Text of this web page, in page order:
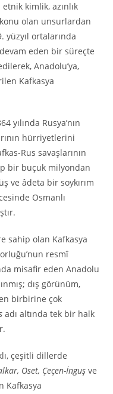
kimlik, azınlık
olan unsurlardan
yüzyıl ortalarında
eden bir süreçte
Anadolu’ya,
Kafkasya
yılında Rusya’nın
hürriyetlerini
Rus savaşlarının
bir buçuk milyondan
ve âdeta bir soykırım
Osmanlı
sahip olan Kafkasya
resmî
misafir eden Anadolu
dış görünüm,
birbirine çok
adı altında tek bir halk
çeşitli dillerde
Oset, Çeçen-İnguş ve
Kafkasya